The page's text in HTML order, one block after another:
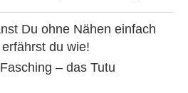
– das Tutu